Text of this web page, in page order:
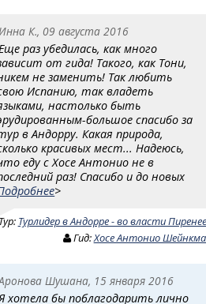
К., 09 августа 2016
раз убедилась, как много
от гида! Такого, как Тони,
не заменить! Так любить
Испанию, так владеть
настолько быть
большое спасибо за
в Андорру. Какая природа,
красивых мест... Надеюсь,
еду с Хосе Антонио не в
раз! Спасибо и до новых
>
Турлидер в Андорре - во власти
Гид:Хосе Антонио
Шушана, 15 января 2016
хотела бы поблагодарить лично